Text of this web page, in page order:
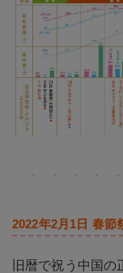
2022年2月1日 春節
旧暦で祝う中国